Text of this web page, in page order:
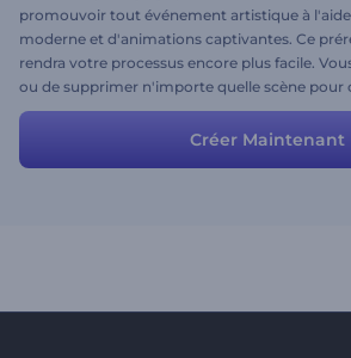
promouvoir tout événement artistique à
moderne et d'animations captivantes. Ce
rendra votre processus encore plus facile.
ou de supprimer n'importe quelle scène pour
souhaité.
Créer Maintenant